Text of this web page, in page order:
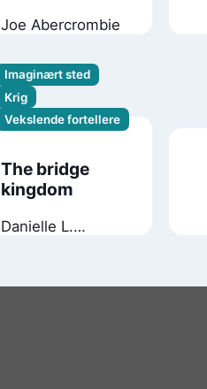
Joe Abercrombie
Imaginært sted
Krig
Vekslende fortellere
The bridge
kingdom
Danielle L.